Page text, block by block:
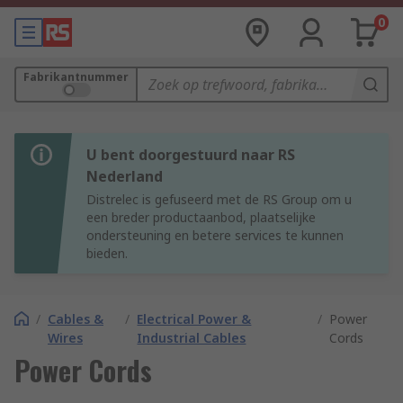
0
Fabrikantnummer
U bent doorgestuurd naar RS
Nederland
Distrelec is gefuseerd met de RS Group om u
een breder productaanbod, plaatselijke
ondersteuning en betere services te kunnen
bieden.
/ Cables &
Wires
/ Electrical Power &
Industrial Cables
/ Power
Cords
Power Cords